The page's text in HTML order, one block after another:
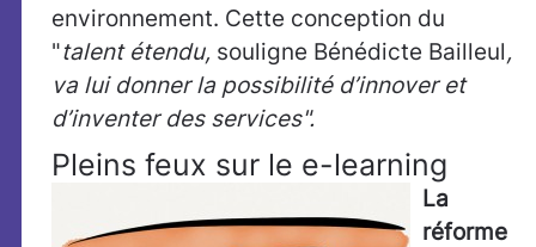
environnement. Cette conception du
"talent étendu, souligne Bénédicte Bailleul,
va lui donner la possibilité d’innover et
d’inventer des services".
Pleins feux sur le e-learning
La
réforme